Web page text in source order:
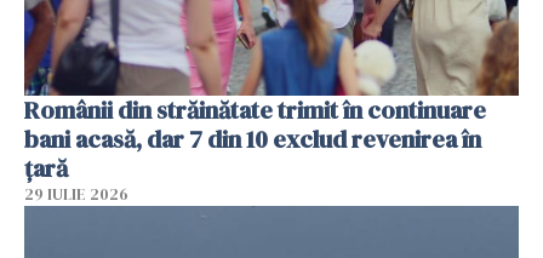
Românii din străinătate trimit în continuare
bani acasă, dar 7 din 10 exclud revenirea în
țară
29 IULIE 2026